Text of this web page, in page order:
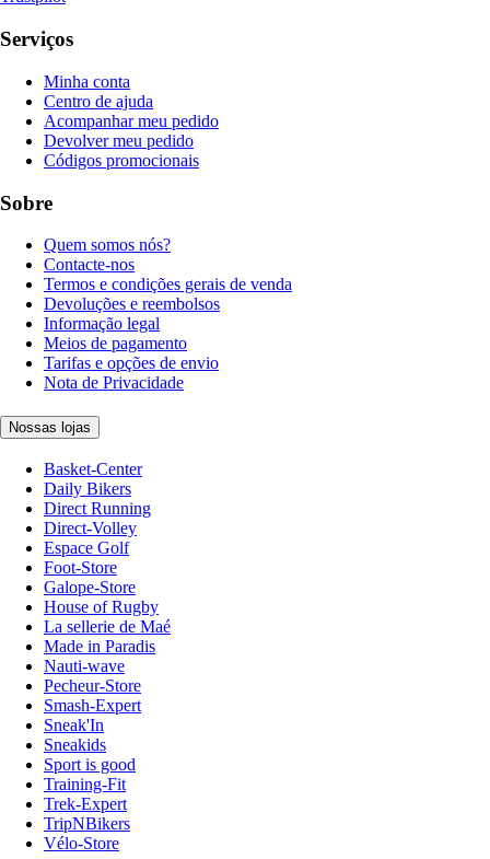
Serviços
Minha conta
Centro de ajuda
Acompanhar meu pedido
Devolver meu pedido
Códigos promocionais
Sobre
Quem somos nós?
Contacte-nos
Termos e condições gerais de venda
Devoluções e reembolsos
Informação legal
Meios de pagamento
Tarifas e opções de envio
Nota de Privacidade
Nossas lojas
Basket-Center
Daily Bikers
Direct Running
Direct-Volley
Espace Golf
Foot-Store
Galope-Store
House of Rugby
La sellerie de Maé
Made in Paradis
Nauti-wave
Pecheur-Store
Smash-Expert
Sneak'In
Sneakids
Sport is good
Training-Fit
Trek-Expert
TripNBikers
Vélo-Store